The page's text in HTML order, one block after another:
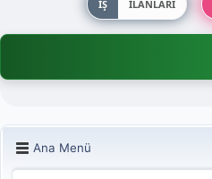
İŞ İLANLARI
Ana Menü